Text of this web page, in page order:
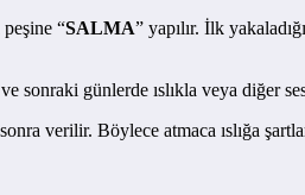
peşine “SALMA” yapılır. İlk
günlerde ıslıkla veya diğer
verilir. Böylece atmaca ıslığa